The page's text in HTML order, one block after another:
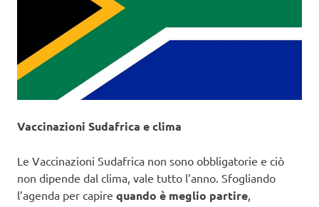
Vaccinazioni Sudafrica e clima
Le Vaccinazioni Sudafrica non sono obbligatorie e ciò
non dipende dal clima, vale tutto l’anno. Sfogliando
l’agenda per capire quando è meglio partire